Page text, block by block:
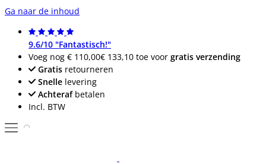
Ga naar de inhoud
9.6/10 "Fantastisch!"
Voeg nog € 110,00€ 133,10 toe voor gratis verzending
Gratis retourneren
Snelle levering
Achterafbetalen
Incl. BTW